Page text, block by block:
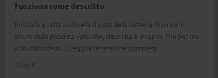
Funziona come descritto
Buona la qualità audio e la durata della batteria. Non sono
sicuro della potenza visto che, dato che è inverno, l’ho per ora
solo usato dent
Leggi la recensione completa
Silvio F.